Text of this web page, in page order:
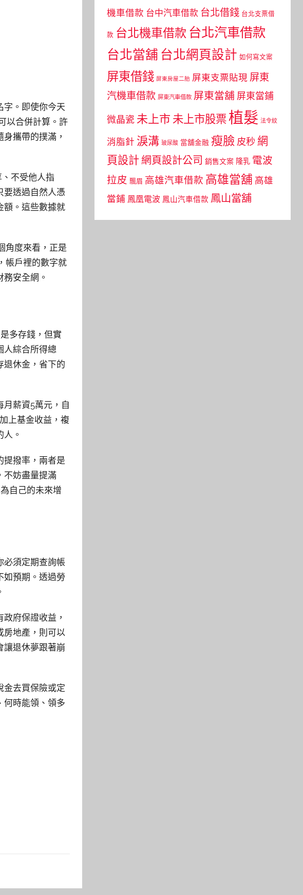
字。即使你今天
以合併計算。許
攜帶的撲滿，
不受他人指
要透過自然人憑
額。這些數據就
角度來看，正是
帳戶裡的數字就
安全網。
多存錢，但實
人綜合所得總
退休金，省下的
薪資5萬元，自
上基金收益，複
。
提撥率，兩者是
不妨盡量提滿
自己的未來增
必須定期查詢帳
如預期。透過勞
府保證收益，
房地產，則可以
讓退休夢跟著崩
金去買保險或定
何時能領、領多
機車借款 台中汽車借款 台北借錢 台北支票借
款 台北機車借款 台北汽車借款
台北當舖 台北網頁設計 如何寫文案
屏東借錢 屏東房屋二胎 屏東支票貼現 屏東
汽機車借款 屏東汽車借款 屏東當舖 屏東當鋪
微晶瓷 未上市 未上市股票植髮 法令紋
消脂針 淚溝 玻尿酸 當舖金融 瘦臉 皮秒 網
頁設計 網頁設計公司 銷售文案 隆乳 電波
拉皮 飄眉 高雄汽車借款 高雄當舖 高雄
當鋪 鳳凰電波 鳳山汽車借款 鳳山當舖